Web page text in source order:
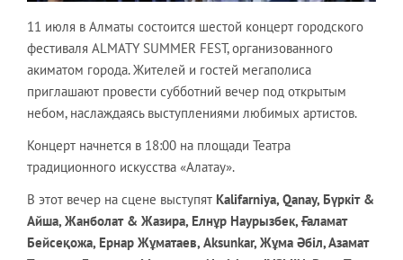
11 июля в Алматы состоится шестой концерт городского
фестиваля ALMATY SUMMER FEST, организованного
акиматом города. Жителей и гостей мегаполиса
приглашают провести субботний вечер под открытым
небом, наслаждаясь выступлениями любимых артистов.
Концерт начнется в 18:00 на площади Театра
традиционного искусства «Алатау».
В этот вечер на сцене выступят Kalifarniya, Qanay, Бүркіт &
Айша, Жанболат & Жазира, Елнұр Наурызбек, Ғаламат
Бейсеқожа, Ернар Жұматаев, Aksunkar, Жұма Әбіл, Азамат